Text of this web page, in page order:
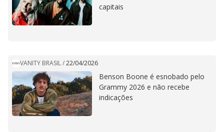
capitais
VANITY BRASIL/22/04/2026
Benson Boone é esnobado pelo
Grammy 2026 e não recebe
indicações